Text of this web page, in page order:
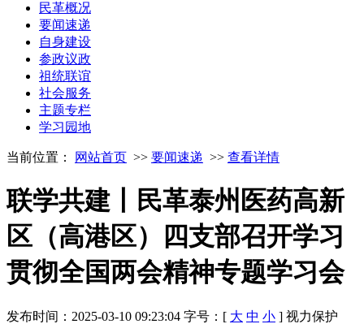
民革概况
要闻速递
自身建设
参政议政
祖统联谊
社会服务
主题专栏
学习园地
当前位置： 网站首页 >> 要闻速递 >> 查看详情
联学共建丨民革泰州医药高新
区（高港区）四支部召开学习
贯彻全国两会精神专题学习会
发布时间：2025-03-10 09:23:04 字号：[ 大 中 小 ] 视力保护